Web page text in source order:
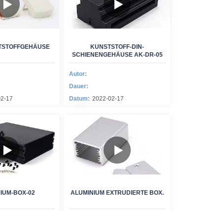
17
KUNSTSTOFF-DIN-
SCHIENENGEHÄUSE AK-DR-05
Autor:
Dauer:
Datum: 2022-02-17
BOX-02 ALUMINIUM EXTRUDIERTE BOX.